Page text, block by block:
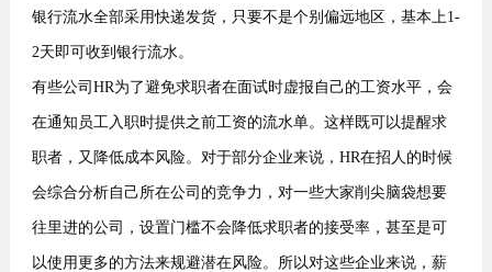
银行流水全部采用快递发货，只要不是个别偏远地区，基本上1-
2天即可收到银行流水。
有些公司HR为了避免求职者在面试时虚报自己的工资水平，会
在通知员工入职时提供之前工资的流水单。这样既可以提醒求
职者，又降低成本风险。对于部分企业来说，HR在招人的时候
会综合分析自己所在公司的竞争力，对一些大家削尖脑袋想要
往里进的公司，设置门槛不会降低求职者的接受率，甚至是可
以使用更多的方法来规避潜在风险。所以对这些企业来说，薪